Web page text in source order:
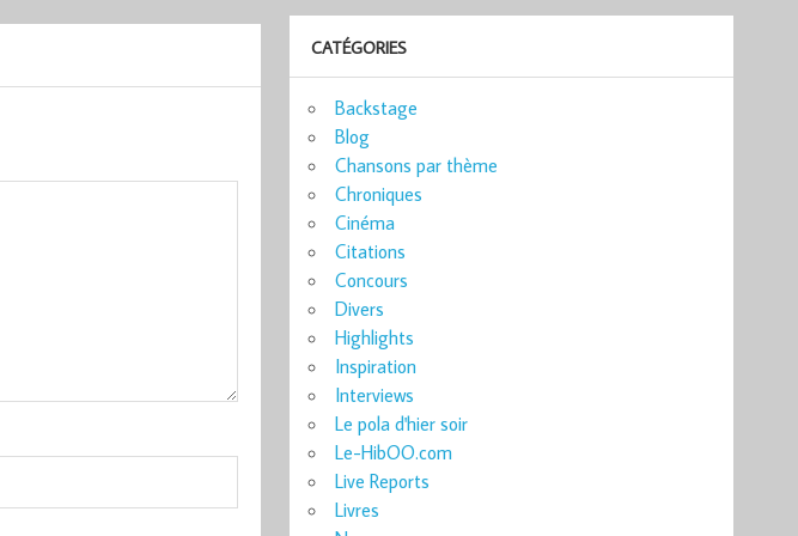
CATÉGORIES
Backstage
Blog
Chansons par thème
Chroniques
Cinéma
Citations
Concours
Divers
Highlights
Inspiration
Interviews
Le pola d'hier soir
Le-HibOO.com
Live Reports
Livres